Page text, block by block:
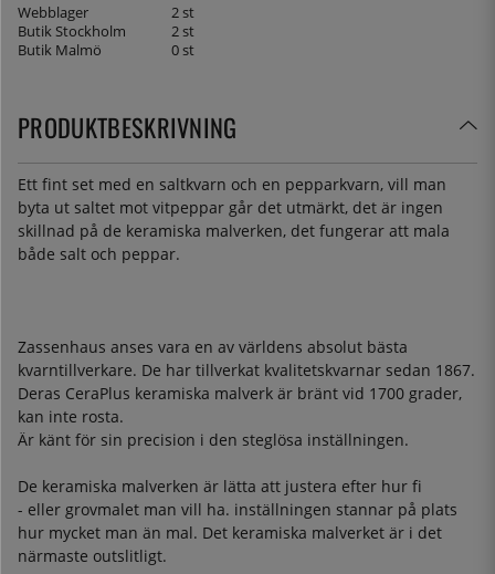
Webblager
2 st
Butik Stockholm
2 st
Butik Malmö
0 st
PRODUKTBESKRIVNING
Ett fint set med en saltkvarn och en pepparkvarn, vill man
byta ut saltet mot vitpeppar går det utmärkt, det är ingen
skillnad på de keramiska malverken, det fungerar att mala
både salt och peppar.
Zassenhaus anses vara en av världens absolut bästa
kvarntillverkare. De har tillverkat kvalitetskvarnar sedan 1867.
Deras CeraPlus keramiska malverk är bränt vid 1700 grader,
kan inte rosta.
Är känt för sin precision i den steglösa inställningen.
De keramiska malverken är lätta att justera efter hur fi
- eller grovmalet man vill ha. inställningen stannar på plats
hur mycket man än mal. Det keramiska malverket är i det
närmaste outslitligt.